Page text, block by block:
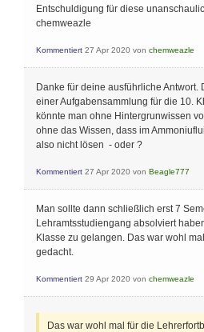
Entschuldigung für diese
chemweazle
Kommentiert 27 Apr 2020 von chemweazle
Danke für deine ausführliche Antwort.
einer Aufgabensammlung für die 10.
könnte man ohne Hintergrunwissen
ohne das Wissen, dass im
also nicht lösen - oder ?
Kommentiert 27 Apr 2020 von Beagle777
Man sollte dann schließlich erst 7
Lehramtsstudiengang absolviert
Klasse zu gelangen. Das war wohl
gedacht.
Kommentiert 29 Apr 2020 von chemweazle
Das war wohl mal für die